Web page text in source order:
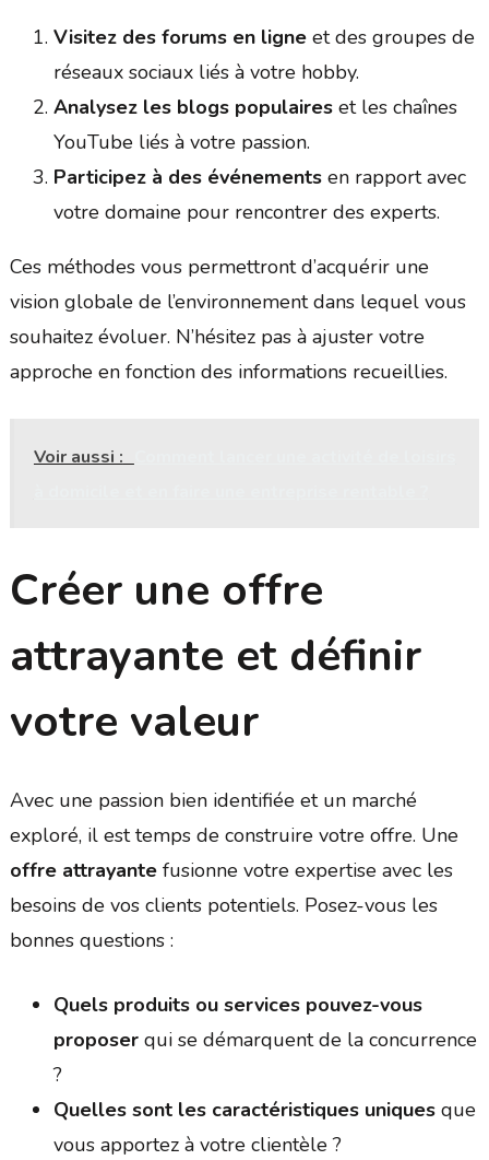
Visitez des forums en ligneet des groupes de
réseaux sociaux liés à votre hobby.
Analysez les blogs populaireset les chaînes
YouTube liés à votre passion.
Participez à des événementsen rapport avec
votre domaine pour rencontrer des experts.
Ces méthodes vous permettront d’acquérir une
vision globale de l’environnement dans lequel vous
souhaitez évoluer. N’hésitez pas à ajuster votre
approche en fonction des informations recueillies.
Voir aussi :
Créer une offre
attrayante et définir
votre valeur
Avec une passion bien identifiée et un marché
exploré, il est temps de construire votre offre. Une
offre attrayantefusionne votre expertise avec les
besoins de vos clients potentiels. Posez-vous les
bonnes questions :
Quels produits ou services pouvez-vous
proposerqui se démarquent de la concurrence
?
Quelles sont les caractéristiques uniquesque
vous apportez à votre clientèle ?